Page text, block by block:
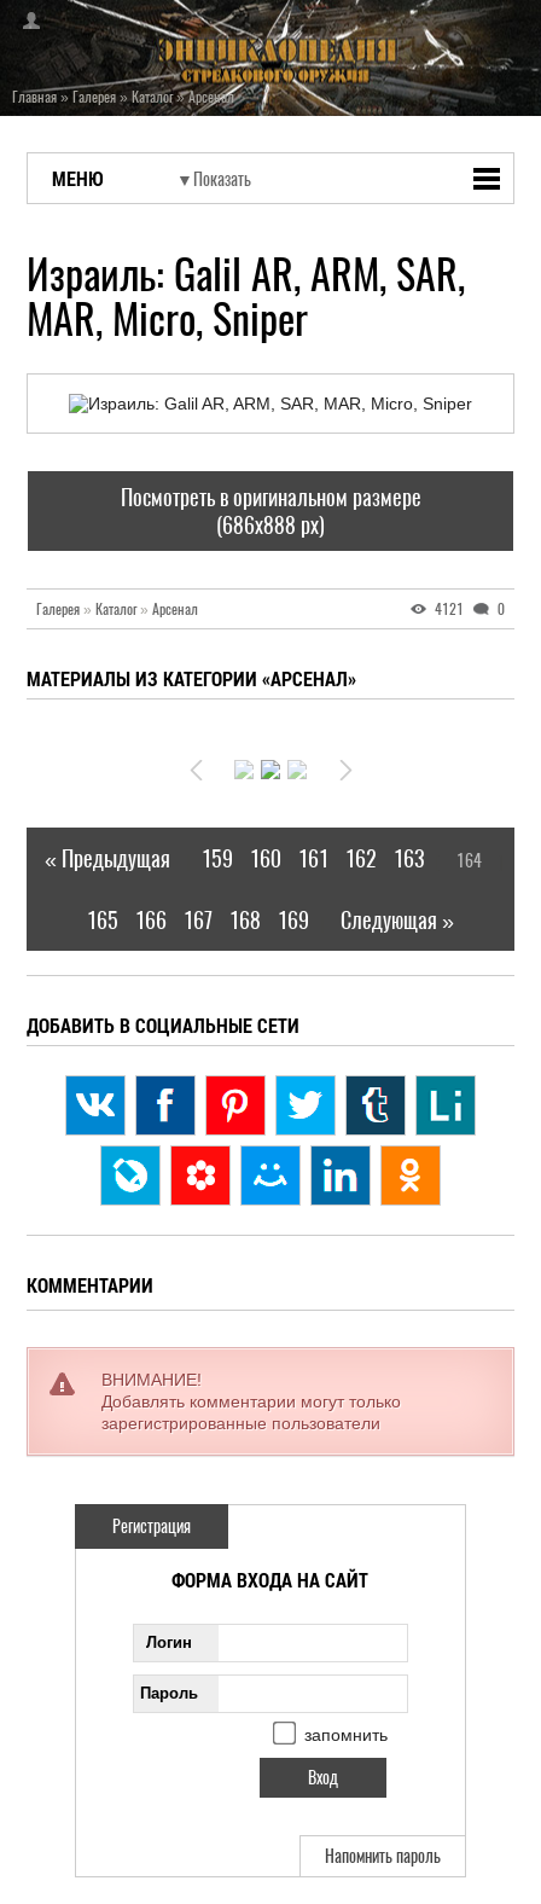
Главная»Галерея»Каталог»Арсенал
МЕНЮ
Израиль: Galil AR, ARM, SAR,
MAR, Micro, Sniper
Посмотреть в оригинальном размере
(686x888 px)
Галерея » Каталог» Арсенал 4121 0
МАТЕРИАЛЫ ИЗ КАТЕГОРИИ «АРСЕНАЛ»
« Предыдущая 159 160 161 162 163 164
165 166 167 168 169 Следующая »
ДОБАВИТЬ В СОЦИАЛЬНЫЕ СЕТИ
КОММЕНТАРИИ
ВНИМАНИЕ!
Добавлять комментарии могут только
зарегистрированные пользователи
Регистрация
ФОРМА ВХОДА НА САЙТ
Логин
Пароль
запомнить
Напомнить пароль